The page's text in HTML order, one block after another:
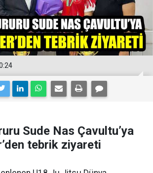
Sude Nas Çavultu’ya
tebrik ziyareti